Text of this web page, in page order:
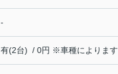
-
有(2台) / 0円 ※車種によります